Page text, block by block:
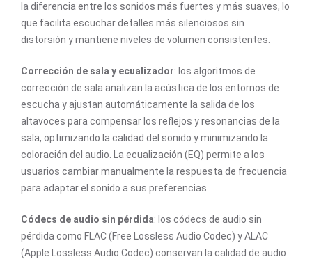
la diferencia entre los sonidos más fuertes y más suaves, lo
que facilita escuchar detalles más silenciosos sin
distorsión y mantiene niveles de volumen consistentes.
Corrección de sala y ecualizador: los algoritmos de
corrección de sala analizan la acústica de los entornos de
escucha y ajustan automáticamente la salida de los
altavoces para compensar los reflejos y resonancias de la
sala, optimizando la calidad del sonido y minimizando la
coloración del audio. La ecualización (EQ) permite a los
usuarios cambiar manualmente la respuesta de frecuencia
para adaptar el sonido a sus preferencias.
Códecs de audio sin pérdida: los códecs de audio sin
pérdida como FLAC (Free Lossless Audio Codec) y ALAC
(Apple Lossless Audio Codec) conservan la calidad de audio